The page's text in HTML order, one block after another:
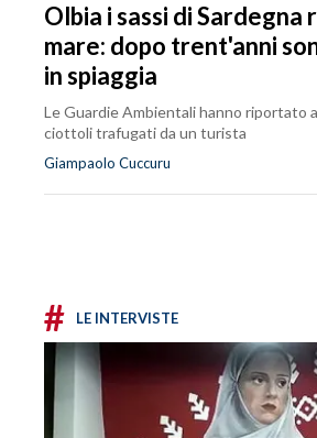
Olbia i sassi di Sardegna
mare: dopo trent'anni
in spiaggia
Le Guardie Ambientali hanno riportato
ciottoli trafugati da un turista
Giampaolo Cuccuru
# LE INTERVISTE